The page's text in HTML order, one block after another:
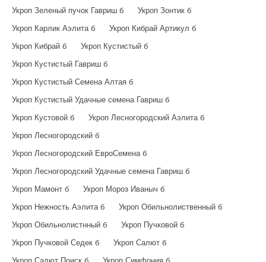
Укроп Зеленый пучок Гавриш б
Укроп Зонтик б
Укроп Карлик Аэлита б
Укроп Кибрай Артикул б
Укроп Кибрай б
Укроп Кустистый б
Укроп Кустистый Гавриш б
Укроп Кустистый Семена Алтая б
Укроп Кустистый Удачные семена Гавриш б
Укроп Кустовой б
Укроп Лесногородский Аэлита б
Укроп Лесногородский б
Укроп Лесногородский ЕвроСемена б
Укроп Лесногородский Удачные семена Гавриш б
Укроп Мамонт б
Укроп Мороз Иваныч б
Укроп Нежность Аэлита б
Укроп Обильнолиственный б
Укроп Обильнолистнный б
Укроп Пучковой б
Укроп Пучковой Седек б
Укроп Салют б